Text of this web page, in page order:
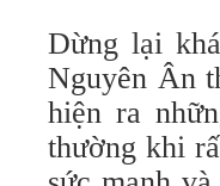
Dừng lại
Nguyên Ân
hiện ra
thường khi